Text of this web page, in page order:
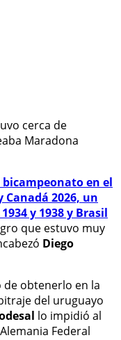
en el
2026, un
y 1938 y Brasil
que estuvo muy
Diego
de obtenerlo en la
del uruguayo
lo impidió al
Federal